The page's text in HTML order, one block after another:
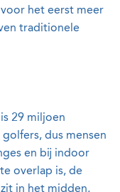
voor het eerst meer
traditionele
29 miljoen
dus mensen
en bij indoor
overlap is, de
in het midden,